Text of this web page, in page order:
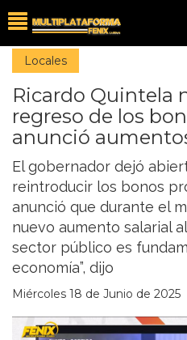
Locales
Ricardo Quintela
regreso de los
anunció
El gobernador dejó
reintroducir los bonos
anunció que durante el
nuevo aumento salarial
sector público es
economía”, dijo
Miércoles 18 de Junio de 2025